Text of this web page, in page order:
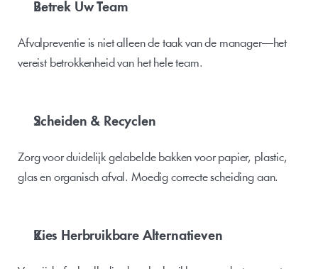
Betrek Uw Team
Afvalpreventie is niet alleen de taak van de manager—het
vereist betrokkenheid van het hele team.
Scheiden & Recyclen
Zorg voor duidelijk gelabelde bakken voor papier, plastic,
glas en organisch afval. Moedig correcte scheiding aan.
Kies Herbruikbare Alternatieven